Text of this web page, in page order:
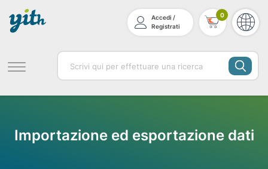
Accedi /
Registrati
0
Importazione ed esportazione dati